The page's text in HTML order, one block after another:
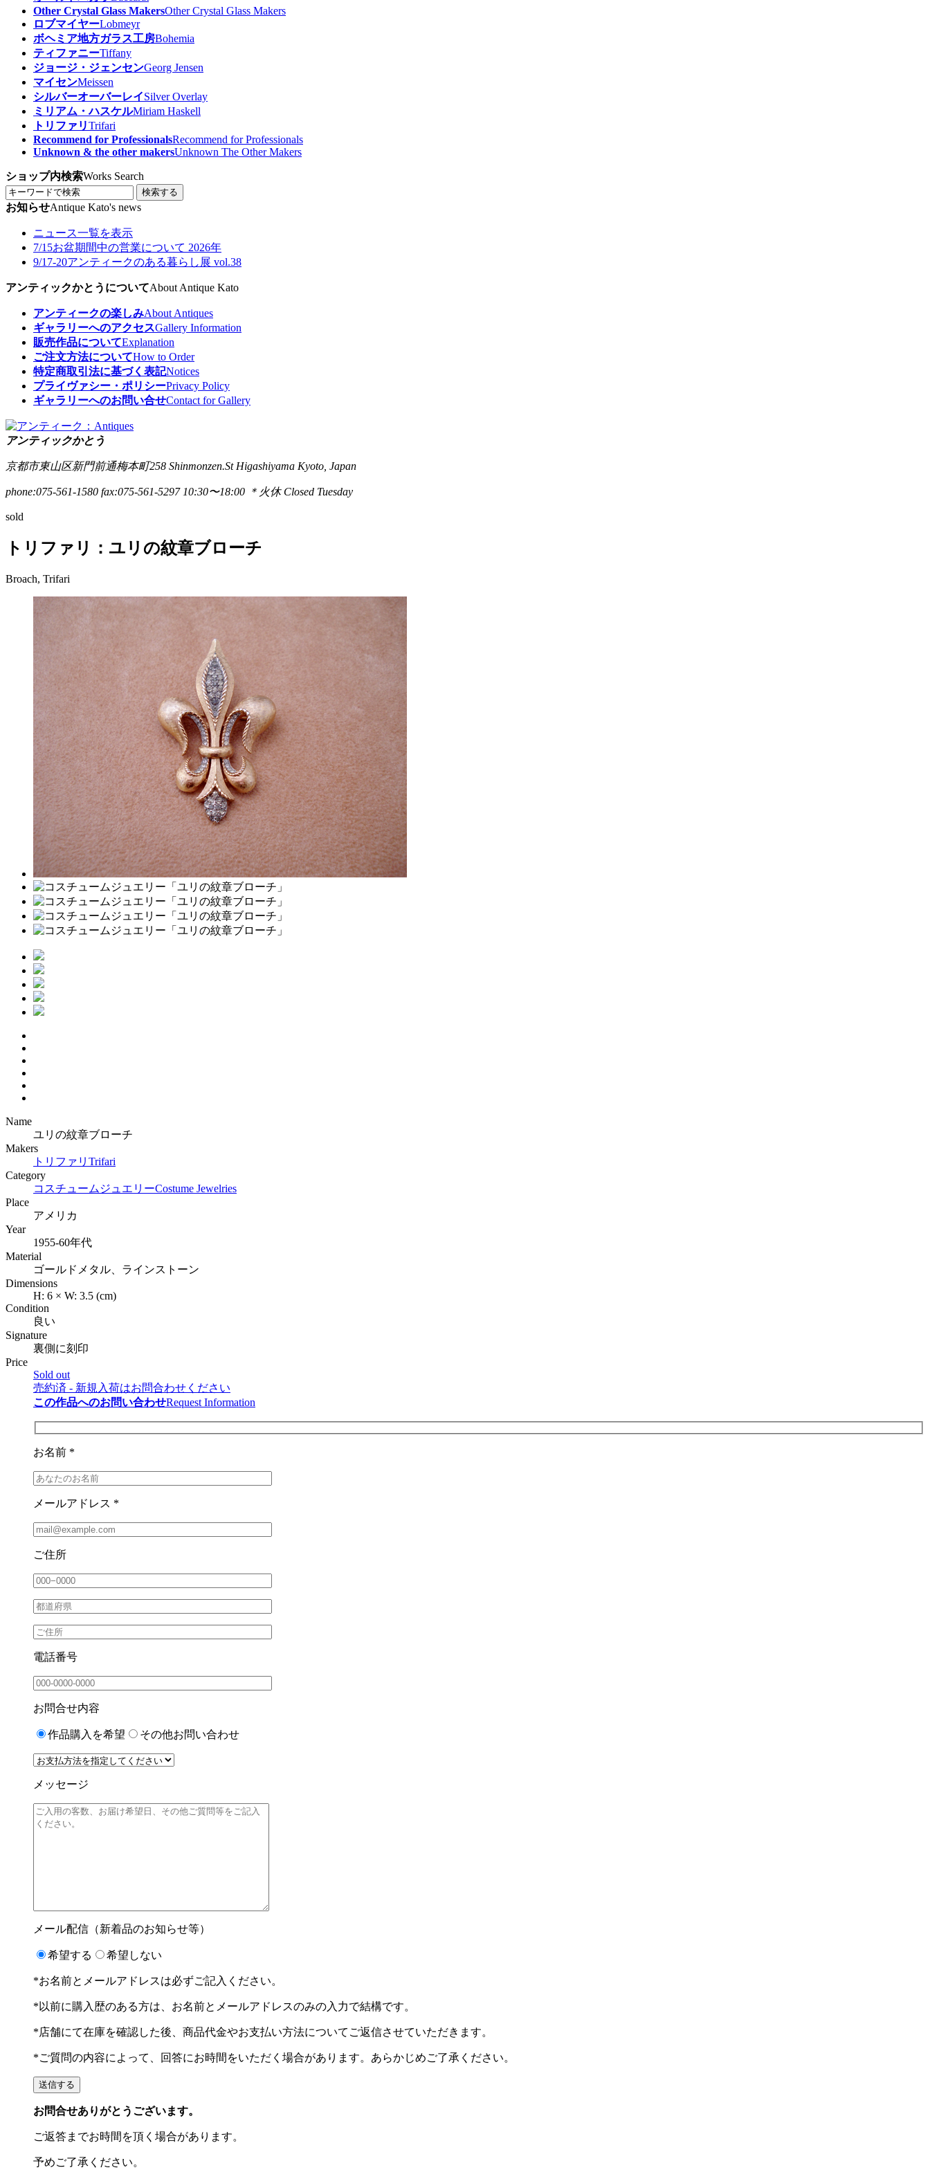
Other Crystal Glass MakersOther Crystal Glass Makers
ロブマイヤーLobmeyr
ボヘミア地方ガラス工房Bohemia
ティファニーTiffany
ジョージ・ジェンセンGeorg Jensen
マイセンMeissen
シルバーオーバーレイSilver Overlay
ミリアム・ハスケルMiriam Haskell
トリファリTrifari
Recommend for ProfessionalsRecommend for Professionals
Unknown & the other makersUnknown The Other Makers
ショップ内検索Works Search
検索する
お知らせAntique Kato's news
ニュース一覧を表示
7/15お盆期間中の営業について 2026年
9/17-20アンティークのある暮らし展 vol.38
アンティックかとうについてAbout Antique Kato
アンティークの楽しみAbout Antiques
ギャラリーへのアクセスGallery Information
販売作品についてExplanation
ご注文方法についてHow to Order
特定商取引法に基づく表記Notices
プライヴァシー・ポリシーPrivacy Policy
ギャラリーへのお問い合せContact for Gallery
アンティックかとう
京都市東山区新門前通梅本町258 Shinmonzen.St Higashiyama Kyoto, Japan
phone:075-561-1580 fax:075-561-5297 10:30〜18:00 ＊火休 Closed Tuesday
sold
トリファリ：ユリの紋章ブローチ
Broach, Trifari
Name
ユリの紋章ブローチ
Makers
トリファリ Trifari
Category
コスチュームジュエリーCostume Jewelries
Place
アメリカ
Year
1955-60年代
Material
ゴールドメタル、ラインストーン
Dimensions
H: 6 × W: 3.5 (cm)
Condition
良い
Signature
裏側に刻印
Price
Sold out
売約済 - 新規入荷はお問合わせください
この作品へのお問い合わせRequest Information
お名前 *
メールアドレス *
ご住所
電話番号
お問合せ内容
作品購入を希望 その他お問い合わせ
メッセージ
メール配信（新着品のお知らせ等）
希望する 希望しない
*お名前とメールアドレスは必ずご記入ください。
*以前に購入歴のある方は、お名前とメールアドレスのみの入力で結構です。
*店舗にて在庫を確認した後、商品代金やお支払い方法についてご返信させていただきます。
*ご質問の内容によって、回答にお時間をいただく場合があります。あらかじめご了承ください。
お問合せありがとうございます。
ご返答までお時間を頂く場合があります。
予めご了承ください。